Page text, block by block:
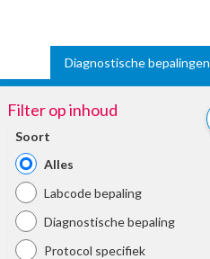
Diagnostische bepalingen
Filter op inhoud
Soort
Alles
Labcode bepaling
Diagnostische bepaling
Protocol specifiek